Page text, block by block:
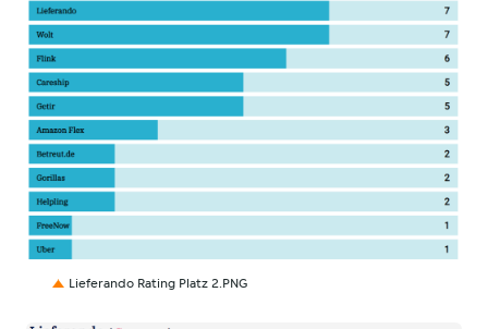
PNG
Lieferando Rating Platz 2.PNG